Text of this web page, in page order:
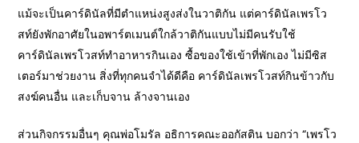
แม้จะเป็นคาร์ดินัลที่มีตำแหน่งสูงส่งในวาติกัน แต่คาร์ดินัลเพรโว
สท์ยังพักอาศัยในอพาร์ตเมนต์ใกล้วาติกันแบบไม่มีคนรับใช้
คาร์ดินัลเพรโวสท์ทำอาหารกินเอง ซื้อของใช้เข้าที่พักเอง ไม่มีซิส
เตอร์มาช่วยงาน สิ่งที่ทุกคนจำได้ดีคือ คาร์ดินัลเพรโวสท์กินข้าวกับ
สงฆ์คนอื่น และเก็บจาน ล้างจานเอง
ส่วนกิจกรรมอื่นๆ คุณพ่อโมรัล อธิการคณะออกัสติน บอกว่า “เพรโว